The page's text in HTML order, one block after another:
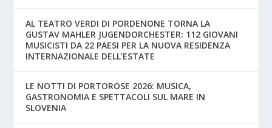
AL TEATRO VERDI DI PORDENONE TORNA LA
GUSTAV MAHLER JUGENDORCHESTER: 112 GIOVANI
MUSICISTI DA 22 PAESI PER LA NUOVA RESIDENZA
INTERNAZIONALE DELL’ESTATE
LE NOTTI DI PORTOROSE 2026: MUSICA,
GASTRONOMIA E SPETTACOLI SUL MARE IN
SLOVENIA